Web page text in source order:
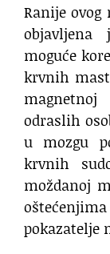
Ranije ovog
moguće
krvnih
odraslih
u mozgu
krvnih
moždanoj
pokazatelje